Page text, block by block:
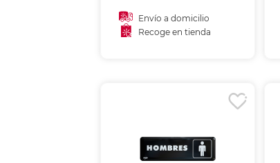
Envío a domicilio
Recoge en tienda